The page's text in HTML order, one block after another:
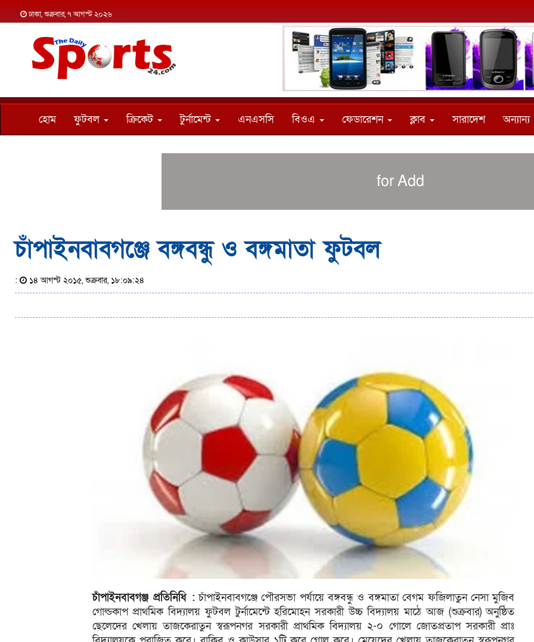
ঢাকা, শুক্রবার, ৭ আগস্ট ২০২৬
হোম ফুটবল ক্রিকেট টুর্নামেন্ট এনএসসি বিওএ ফেডারেশন ক্লাব সারাদেশ অন্যান্য
for Add
চাঁপাইনবাবগঞ্জে বঙ্গবন্ধু ও বঙ্গমাতা ফুটবল
: ১৪ আগস্ট ২০১৫, শুক্রবার, ১৮:০৯:২৪
চাঁপাইনবাবগঞ্জ প্রতিনিধি :চাঁপাইনবাবগঞ্জে পৌরসভা পর্যায়ে বঙ্গবন্ধু ও বঙ্গমাতা বেগম ফজিলাতুন নেসা মুজিব
গোল্ডকাপ প্রাথমিক বিদ্যালয় ফুটবল টুর্নামেন্টে হরিমোহন সরকারী উচ্চ বিদ্যালয় মাঠে আজ (শুক্রবার) অনুষ্ঠিত
ছেলেদের খেলায় তাজকেরাতুন স্বরূপনগর সরকারী প্রাথমিক বিদ্যালয় ২-০ গোলে জোতপ্রতাপ সরকারী প্রাঃ